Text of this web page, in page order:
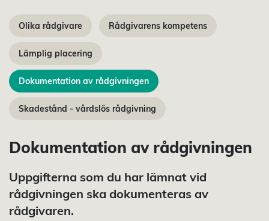
Olika rådgivare Rådgivarens kompetens
Lämplig placering
Dokumentation av rådgivningen
Skadestånd - vårdslös rådgivning
Dokumentation av rådgivningen
Uppgifterna som du har lämnat vid
rådgivningen ska dokumenteras av
rådgivaren.